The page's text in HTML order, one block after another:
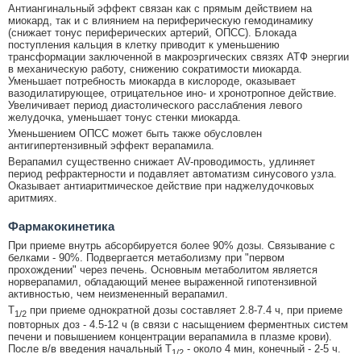
Антиангинальный эффект связан как с прямым действием на
миокард, так и с влиянием на периферическую гемодинамику
(снижает тонус периферических артерий, ОПСС). Блокада
поступления кальция в клетку приводит к уменьшению
трансформации заключенной в макроэргических связях АТФ энергии
в механическую работу, снижению сократимости миокарда.
Уменьшает потребность миокарда в кислороде, оказывает
вазодилатирующее, отрицательное ино- и хронотропное действие.
Увеличивает период диастолического расслабления левого
желудочка, уменьшает тонус стенки миокарда.
Уменьшением ОПСС может быть также обусловлен
антигипертензивный эффект верапамила.
Верапамил существенно снижает AV-проводимость, удлиняет
период рефрактерности и подавляет автоматизм синусового узла.
Оказывает антиаритмическое действие при наджелудочковых
аритмиях.
Фармакокинетика
При приеме внутрь абсорбируется более 90% дозы. Связывание с
белками - 90%. Подвергается метаболизму при "первом
прохождении" через печень. Основным метаболитом является
норверапамил, обладающий менее выраженной гипотензивной
активностью, чем неизмененный верапамил.
T1/2 при приеме однократной дозы составляет 2.8-7.4 ч, при приеме
повторных доз - 4.5-12 ч (в связи с насыщением ферментных систем
печени и повышением концентрации верапамила в плазме крови).
После в/в введения начальный T1/2 - около 4 мин, конечный - 2-5 ч.